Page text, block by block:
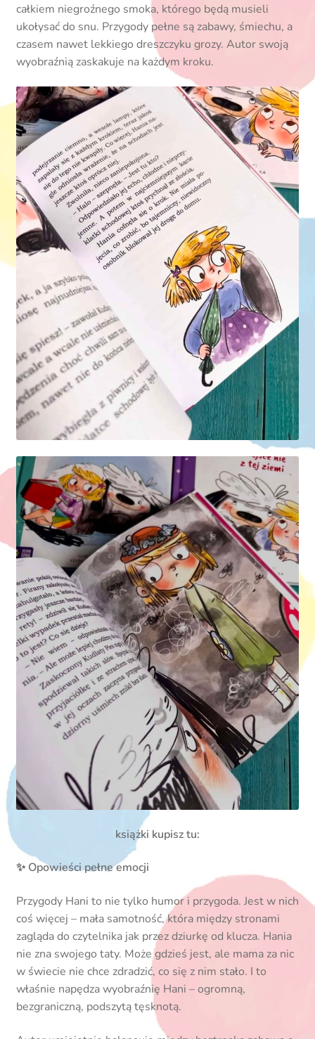
całkiem niegroźnego smoka, którego będą musieli
ukołysać do snu. Przygody pełne są zabawy, śmiechu, a
czasem nawet lekkiego dreszczyku grozy. Autor swoją
wyobraźnią zaskakuje na każdym kroku.
książki kupisz tu:
✨ Opowieści pełne emocji
Przygody Hani to nie tylko humor i przygoda. Jest w nich
coś więcej – mała samotność, która między stronami
zagląda do czytelnika jak przez dziurkę od klucza. Hania
nie zna swojego taty. Może gdzieś jest, ale mama za nic
w świecie nie chce zdradzić, co się z nim stało. I to
właśnie napędza wyobraźnię Hani – ogromną,
bezgraniczną, podszytą tęsknotą.